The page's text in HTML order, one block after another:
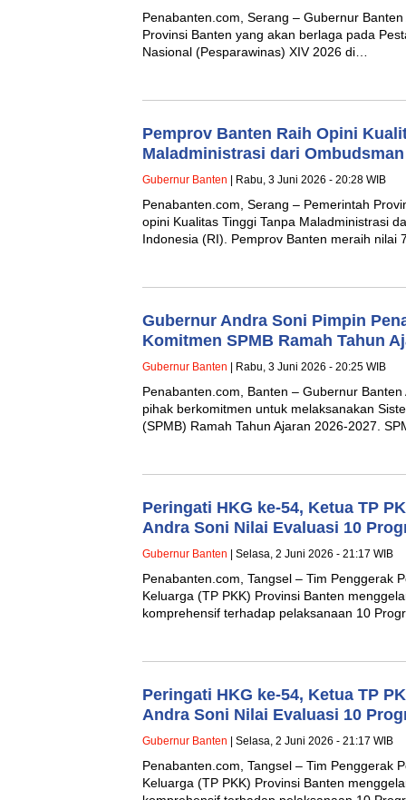
Penabanten.com, Serang – Gubernur
Provinsi Banten yang akan berlaga pada
Nasional (Pesparawinas) XIV 2026 di…
Pemprov Banten Raih Opini
Maladministrasi dari Ombudsman
Gubernur Banten | Rabu, 3 Juni 2026 - 20:28 WIB
Penabanten.com, Serang – Pemerintah
opini Kualitas Tinggi Tanpa Maladministrasi
Indonesia (RI). Pemprov Banten meraih nilai
Gubernur Andra Soni Pimpin
Komitmen SPMB Ramah Tahun
Gubernur Banten | Rabu, 3 Juni 2026 - 20:25 WIB
Penabanten.com, Banten – Gubernur
pihak berkomitmen untuk melaksanakan
(SPMB) Ramah Tahun Ajaran 2026-2027.
Peringati HKG ke-54, Ketua TP
Andra Soni Nilai Evaluasi 10
Gubernur Banten | Selasa, 2 Juni 2026 - 21:17 WIB
Penabanten.com, Tangsel – Tim Penggerak
Keluarga (TP PKK) Provinsi Banten
komprehensif terhadap pelaksanaan 10
Peringati HKG ke-54, Ketua TP
Andra Soni Nilai Evaluasi 10
Gubernur Banten | Selasa, 2 Juni 2026 - 21:17 WIB
Penabanten.com, Tangsel – Tim Penggerak
Keluarga (TP PKK) Provinsi Banten